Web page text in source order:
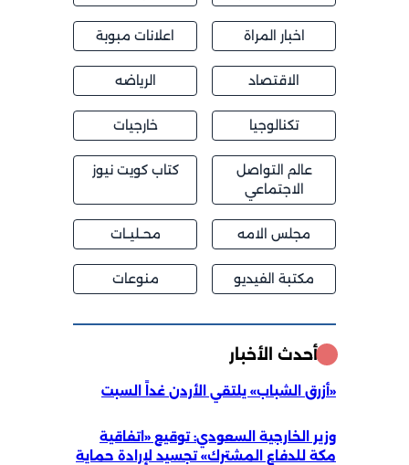
اخبار المراة اعلانات مبوبة
الاقتصاد الرياضه
تكنالوجيا خارجيات
عالم التواصل
الاجتماعي
كتاب كويت نيوز
مجلس الامه محــليــات
مكتبة الفيديو منوعات
أحدث الأخبار
«أزرق الشباب» يلتقي الأردن غداً السبت
وزير الخارجية السعودي: توقيع «اتفاقية
مكة للدفاع المشترك» تجسيد لإرادة حماية